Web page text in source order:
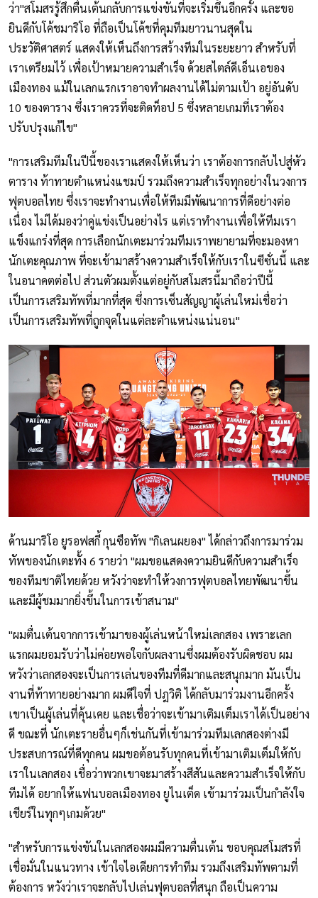
ว่า"สโมสรรู้สึกตื่นเต้นกลับการแข่งขันที่จะเริ่มขึ้นอีกครั้ง และขอ
ยินดีกับโค้ชมาริโอ ที่ถือเป็นโค้ชที่คุมทีมยาวนานสุดใน
ประวัติศาสตร์ แสดงให้เห็นถึงการสร้างทีมในระยะยาว สำหรับที่
เราเตรียมไว้ เพื่อเป้าหมายความสำเร็จ ด้วยสไตล์ดีเอ็นเอของ
เมืองทอง แม้ในเลกแรกเราอาจทำผลงานได้ไม่ตามเป้า อยู่อันดับ
10 ของตาราง ซึ่งเราควรที่จะติดท็อป 5 ซึ่งหลายเกมที่เราต้อง
ปรับปรุงแก้ไข"
"การเสริมทีมในปีนี้ของเราแสดงให้เห็นว่า เราต้องการกลับไปสู่หัว
ตาราง ท้าทายตำแหน่งแชมป์ รวมถึงความสำเร็จทุกอย่างในวงการ
ฟุตบอลไทย ซึ่งเราจะทำงานเพื่อให้ทีมมีพัฒนาการที่ดีอย่างต่อ
เนื่อง ไม่ได้มองว่าคู่แข่งเป็นอย่างไร แต่เราทำงานเพื่อให้ทีมเรา
แข็งแกร่งที่สุด การเลือกนักเตะมาร่วมทีมเราพยายามที่จะมองหา
นักเตะคุณภาพ ที่จะเข้ามาสร้างความสำเร็จให้กับเราในซีซั่นนี้ และ
ในอนาคตต่อไป ส่วนตัวผมตั้งแต่อยู่กับสโมสรนี้มาถือว่าปีนี้
เป็นการเสริมทัพที่มากที่สุด ซึ่งการเซ็นสัญญาผู้เล่นใหม่เชื่อว่า
เป็นการเสริมทัพที่ถูกจุดในแต่ละตำแหน่งแน่นอน"
ด้านมาริโอ ยูรอฟสกี้ กุนซือทัพ "กิเลนผยอง" ได้กล่าวถึงการมาร่วม
ทัพของนักเตะทั้ง 6 รายว่า "ผมขอแสดงความยินดีกับความสำเร็จ
ของทีมชาติไทยด้วย หวังว่าจะทำให้วงการฟุตบอลไทยพัฒนาขึ้น
และมีผู้ชมมากยิ่งขึ้นในการเข้าสนาม"
"ผมตื่นเต้นจากการเข้ามาของผู้เล่นหน้าใหม่เลกสอง เพราะเลก
แรกผมยอมรับว่าไม่ค่อยพอใจกับผลงานซึ่งผมต้องรับผิดชอบ ผม
หวังว่าเลกสองจะเป็นการเล่นของทีมที่ดีมากและสนุกมาก มันเป็น
งานที่ท้าทายอย่างมาก ผมดีใจที่ ปฎวิติ ได้กลับมาร่วมงานอีกครั้ง
เขาเป็นผู้เล่นที่คุ้นเคย และเชื่อว่าจะเข้ามาเติมเต็มเราได้เป็นอย่าง
ดี ขณะที่ นักเตะรายอื่นๆก็เช่นกันที่เข้ามาร่วมทีมเลกสองต่างมี
ประสบการณ์ที่ดีทุกคน ผมขอต้อนรับทุกคนที่เข้ามาเติมเต็มให้กับ
เราในเลกสอง เชื่อว่าพวกเขาจะมาสร้างสีสันและความสำเร็จให้กับ
ทีมได้ อยากให้แฟนบอลเมืองทอง ยูไนเต็ด เข้ามาร่วมเป็นกำลังใจ
เชียร์ในทุกๆเกมด้วย"
"สำหรับการแข่งขันในเลกสองผมมีความตื่นเต้น ขอบคุณสโมสรที่
เชื่อมั่นในแนวทาง เข้าใจไอเดียการทำทีม รวมถึงเสริมทัพตามที่
ต้องการ หวังว่าเราจะกลับไปเล่นฟุตบอลที่สนุก ถือเป็นความ